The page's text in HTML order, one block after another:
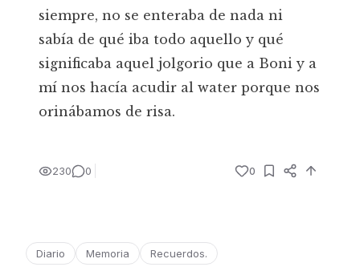
siempre, no se enteraba de nada ni
sabía de qué iba todo aquello y qué
significaba aquel jolgorio que a Boni y a
mí nos hacía acudir al water porque nos
orinábamos de risa.
230 0 0
Diario Memoria Recuerdos.